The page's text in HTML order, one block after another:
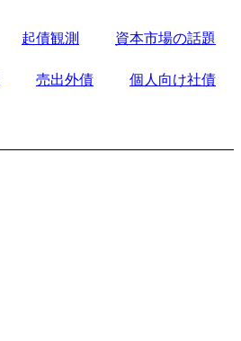
起債観測 資本市場の話題
売出外債
個人向け社債